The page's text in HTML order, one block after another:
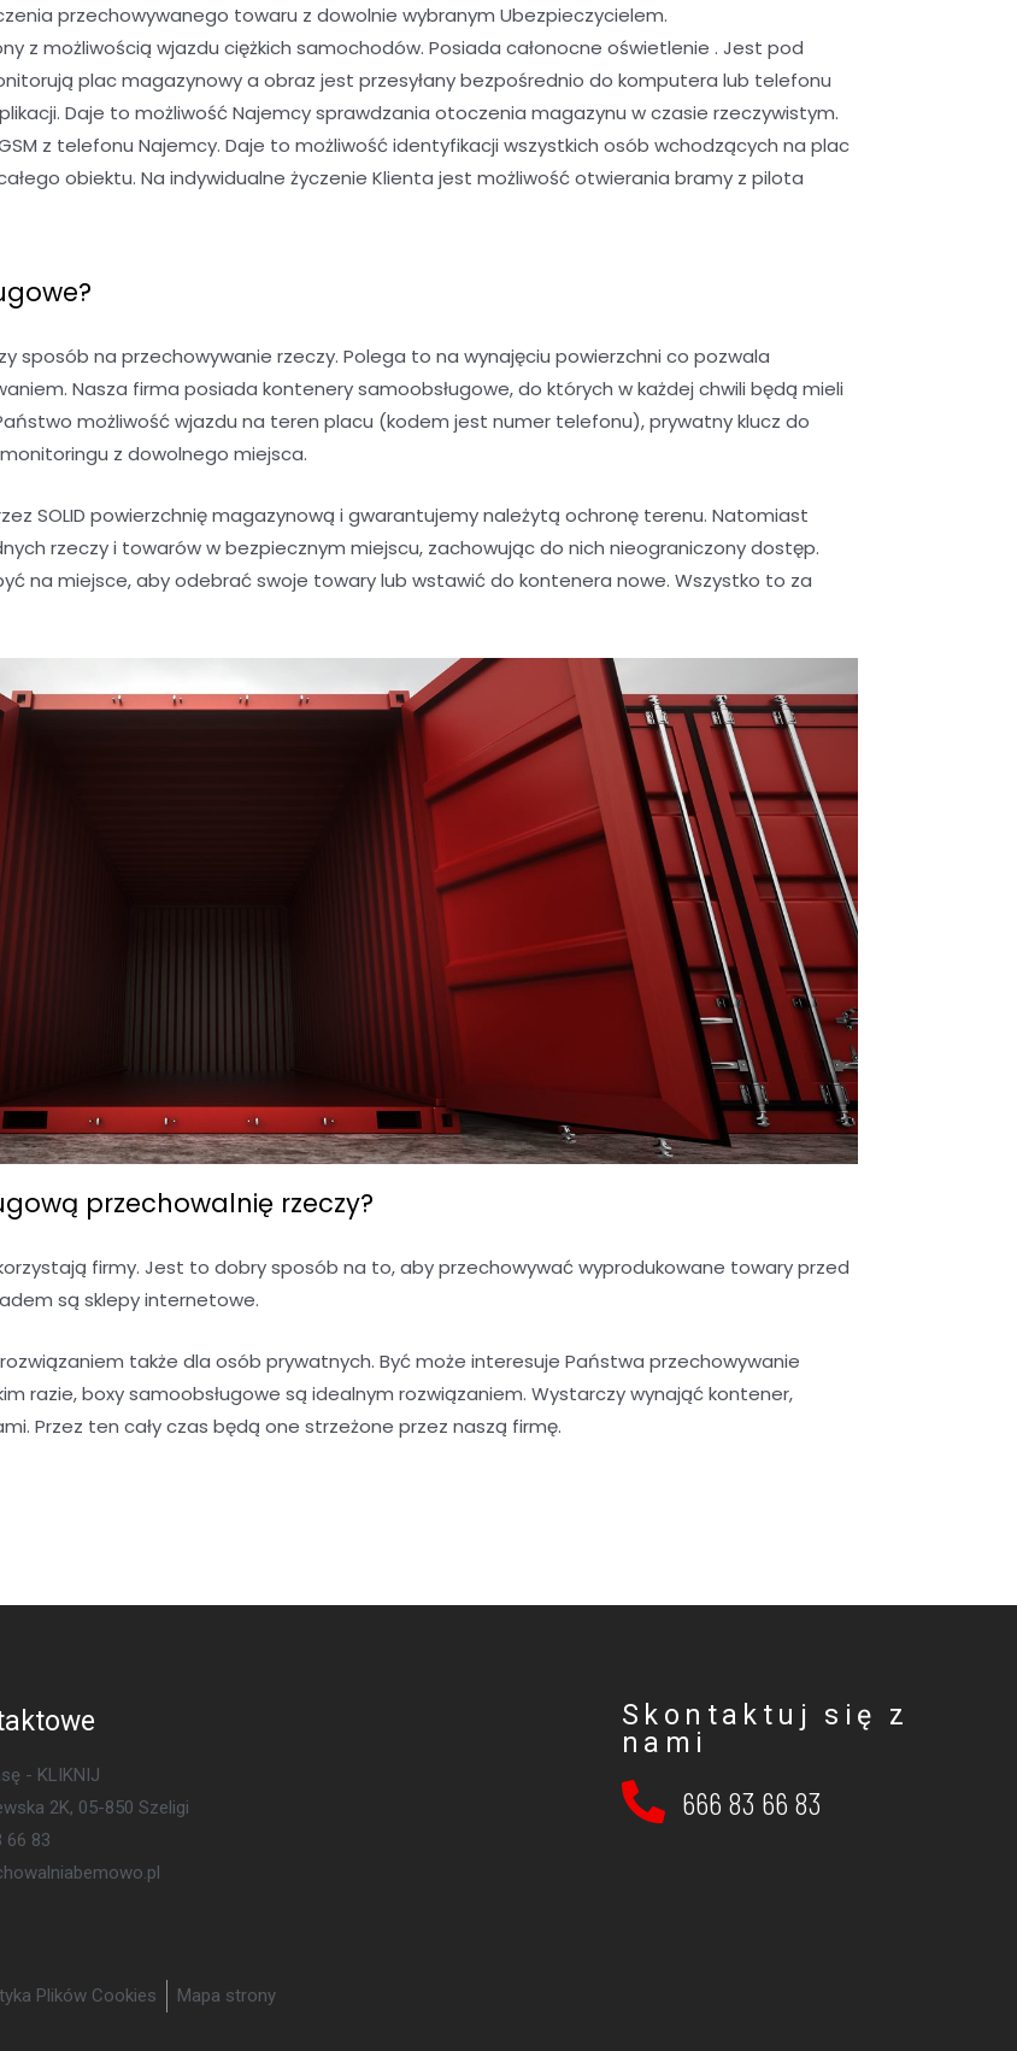
przechowywanego towaru z dowolnie wybranym Ubezpieczycielem.
z możliwością wjazdu ciężkich samochodów. Posiada całonocne oświetlenie . Jest pod
plac magazynowy a obraz jest przesyłany bezpośrednio do komputera lub telefonu
Daje to możliwość Najemcy sprawdzania otoczenia magazynu w czasie rzeczywistym.
z telefonu Najemcy. Daje to możliwość identyfikacji wszystkich osób wchodzących na plac
obiektu. Na indywidualne życzenie Klienta jest możliwość otwierania bramy z pilota
sposób na przechowywanie rzeczy. Polega to na wynajęciu powierzchni co pozwala
Nasza firma posiada kontenery samoobsługowe, do których w każdej chwili będą mieli
możliwość wjazdu na teren placu (kodem jest numer telefonu), prywatny klucz do
z dowolnego miejsca.
SOLID powierzchnię magazynową i gwarantujemy należytą ochronę terenu. Natomiast
rzeczy i towarów w bezpiecznym miejscu, zachowując do nich nieograniczony dostęp.
na miejsce, aby odebrać swoje towary lub wstawić do kontenera nowe. Wszystko to za
przechowalnię rzeczy?
firmy. Jest to dobry sposób na to, aby przechowywać wyprodukowane towary przed
są sklepy internetowe.
także dla osób prywatnych. Być może interesuje Państwa przechowywanie
razie, boxy samoobsługowe są idealnym rozwiązaniem. Wystarczy wynająć kontener,
Przez ten cały czas będą one strzeżone przez naszą firmę.
- KLIKNIJ
2K, 05-850 Szeligi
66 83
Plików Cookies Mapa strony
Skontaktuj się z
nami
666 83 66 83